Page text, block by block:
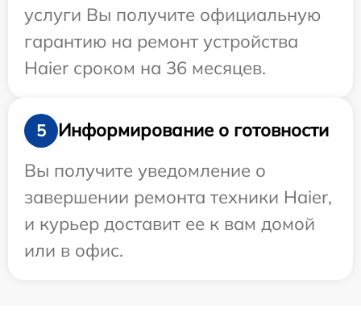
услуги Вы получите официальную
гарантию на ремонт устройства
Haier сроком на 36 месяцев.
5
Информирование о готовности
Вы получите уведомление о
завершении ремонта техники Haier,
и курьер доставит ее к вам домой
или в офис.